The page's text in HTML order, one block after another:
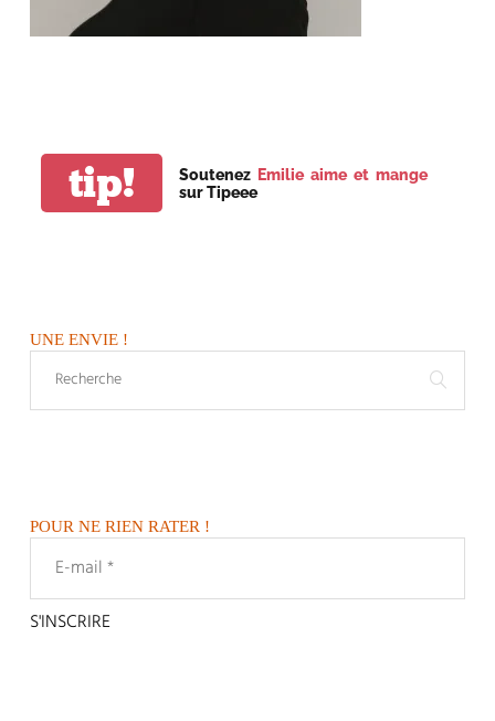
tip! Soutenez Emilie aime et mange
sur Tipeee
UNE ENVIE !
POUR NE RIEN RATER !